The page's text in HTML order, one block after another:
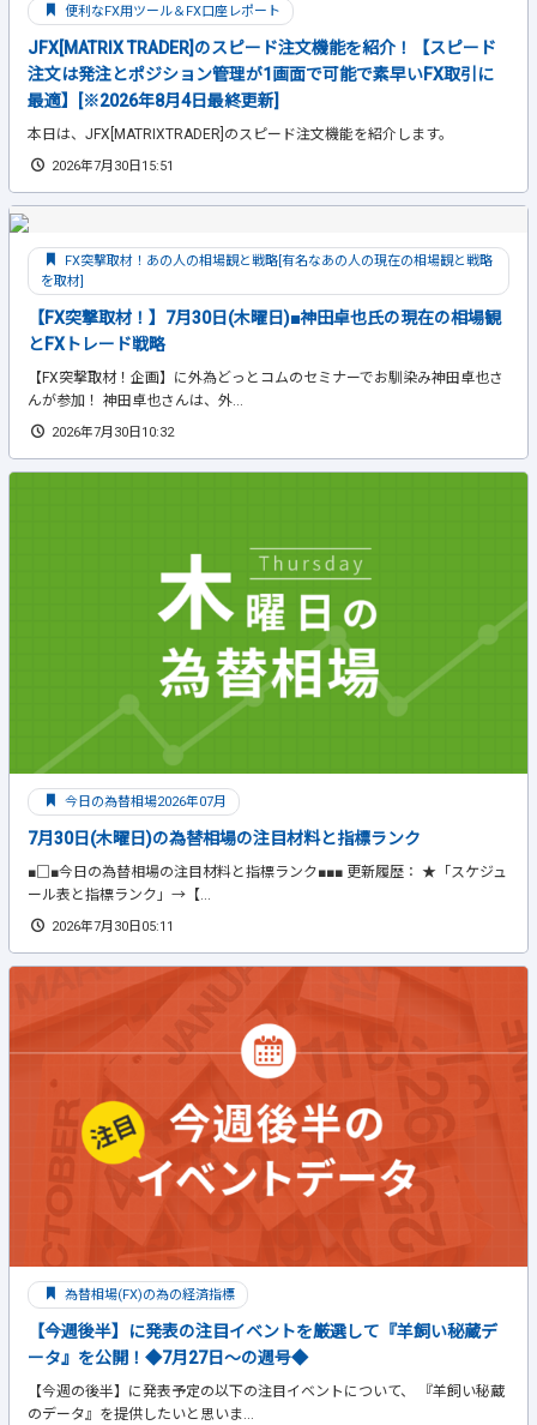
便利なFX用ツール＆FX口座レポート
JFX[MATRIX TRADER]のスピード注文機能を紹介！【スピード
注文は発注とポジション管理が1画面で可能で素早いFX取引に
最適】[※2026年8月4日最終更新]
本日は、JFX[MATRIXTRADER]のスピード注文機能を紹介します。
2026年7月30日15:51
FX突撃取材！あの人の相場観と戦略[有名なあの人の現在の相場観と戦略
を取材]
【FX突撃取材！】7月30日(木曜日)■神田卓也氏の現在の相場観
とFXトレード戦略
【FX突撃取材！企画】に外為どっとコムのセミナーでお馴染み神田卓也さ
んが参加！ 神田卓也さんは、外...
2026年7月30日10:32
今日の為替相場2026年07月
7月30日(木曜日)の為替相場の注目材料と指標ランク
■□■今日の為替相場の注目材料と指標ランク■■■ 更新履歴： ★「スケジュ
ール表と指標ランク」→【...
2026年7月30日05:11
為替相場(FX)の為の経済指標
【今週後半】に発表の注目イベントを厳選して『羊飼い秘蔵デ
ータ』を公開！◆7月27日～の週号◆
【今週の後半】に発表予定の以下の注目イベントについて、 『羊飼い秘蔵
のデータ』を提供したいと思いま...